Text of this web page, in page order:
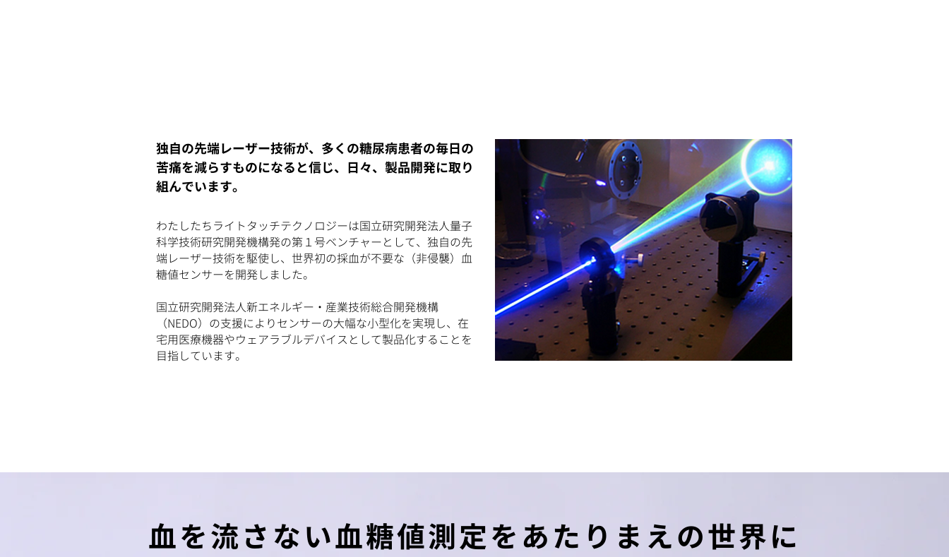
独自の先端レーザー技術が、多くの糖尿病患者の毎日の
苦痛を減らすものになると信じ、日々、製品開発に取り
組んでいます。
わたしたちライトタッチテクノロジーは国立研究開発法人量子
科学技術研究開発機構発の第１号ベンチャーとして、独自の先
端レーザー技術を駆使し、世界初の採血が不要な（非侵襲）血
糖値センサーを開発しました。
国立研究開発法人新エネルギー・産業技術総合開発機構
（NEDO）の支援によりセンサーの大幅な小型化を実現し、在
宅用医療機器やウェアラブルデバイスとして製品化することを
目指しています。
血を流さない血糖値測定をあたりまえの世界に